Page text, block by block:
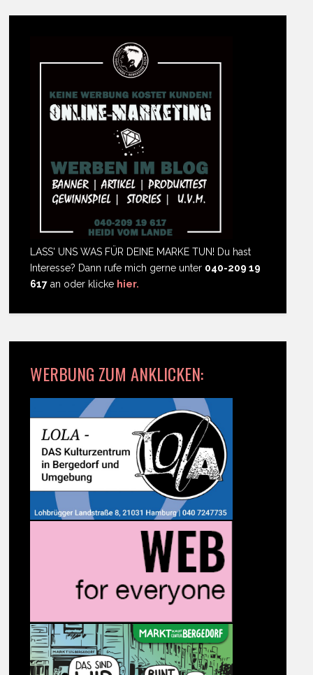
LASS' UNS WAS FÜR DEINE MARKE TUN! Du hast
Interesse? Dann rufe mich gerne unter 040-209 19
617 an oder klicke hier.
WERBUNG ZUM ANKLICKEN: